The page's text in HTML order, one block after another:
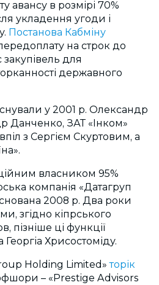
авансу в розмірі 70%
укладення угоди і
Постанова Кабміну
на строк до
закупівель для
державного
у 2001 р. Олександр
Данченко, ЗАТ «Інком»
з Сергієм Скуртовим, а
власником 95%
компанія «Датагруп
2008 р. Два роки
згідно кіпрського
пізніше ці функції
Хрисостоміду.
Holding Limited»торік
– «Prestige Advisors